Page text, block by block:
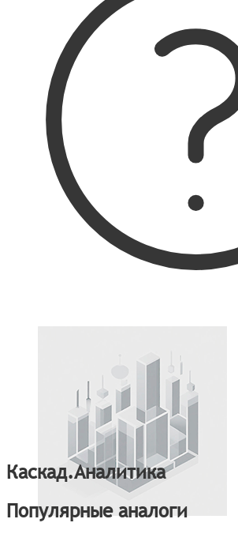
Каскад.Аналитика
Популярные аналоги